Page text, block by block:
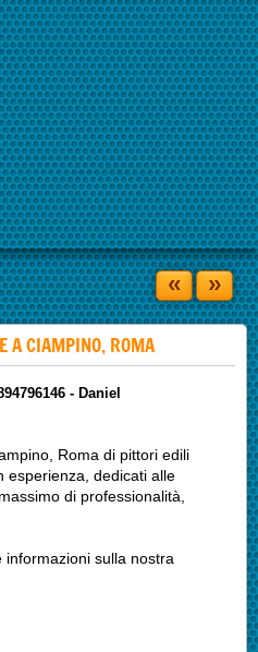
« »
A CIAMPINO, ROMA
- Daniel
Roma di pittori edili
esperienza, dedicati alle
di professionalità,
sulla nostra